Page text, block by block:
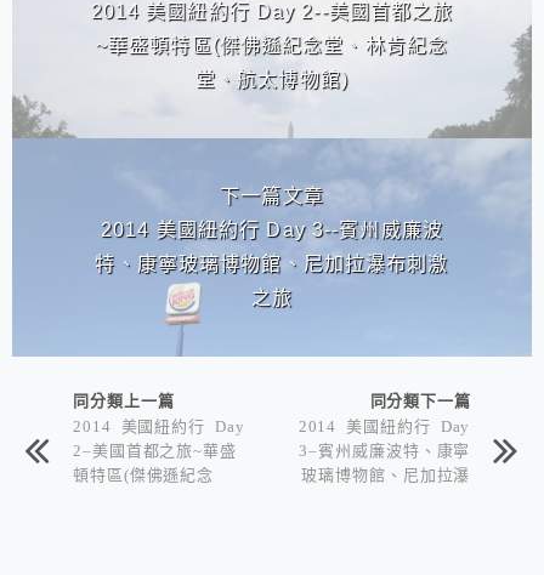
2014 美國紐約行 Day 2--美國首都之旅
~華盛頓特區(傑佛遜紀念堂、林肯紀念
堂、航太博物館)
下一篇文章
2014 美國紐約行 Day 3--賓州威廉波
特、康寧玻璃博物館、尼加拉瀑布刺激
之旅
同分類上一篇
2014 美國紐約行 Day
2–美國首都之旅~華盛
頓特區(傑佛遜紀念
同分類下一篇
2014 美國紐約行 Day
3–賓州威廉波特、康寧
玻璃博物館、尼加拉瀑